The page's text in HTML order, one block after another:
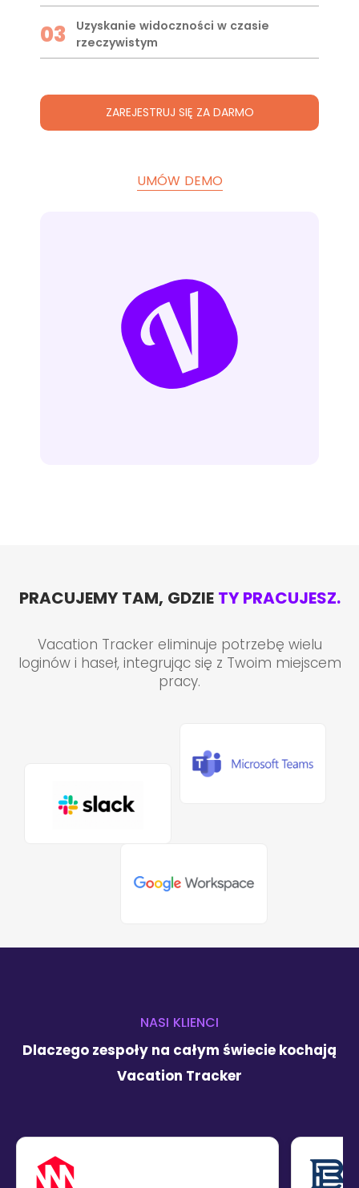
03
Uzyskanie widoczności w czasie
rzeczywistym
ZAREJESTRUJ SIĘ ZA DARMO
UMÓW DEMO
PRACUJEMY TAM, GDZIE TY PRACUJESZ.
Vacation Tracker eliminuje potrzebę wielu
loginów i haseł, integrując się z Twoim miejscem
pracy.
NASI KLIENCI
Dlaczego zespoły na całym świecie kochają
Vacation Tracker